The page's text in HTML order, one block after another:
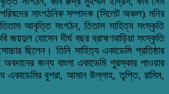
সাংগঠনিক সম্পাদক (সিলেট অঞ্চল) মনির
তিতাস আবৃত্তি সংগঠন, তিতাস সাহিত্য সংস্কৃতি
জয়দুল হোসেন দীর্ঘ বছর ব্রাহ্মণবাড়িয়া সংস্কৃতি
ছিলেন। তিনি সাহিত্য একাডেমি প্রতিষ্ঠার
অবদানের জন্য বাংলা একাডেমি পুরস্কার পাওয়ার
একাডেমির বুশরা, আমান উল্লাহ, তৃপ্তি, রামিম,